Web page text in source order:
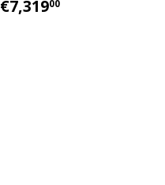
HABITUAL
€7,31900